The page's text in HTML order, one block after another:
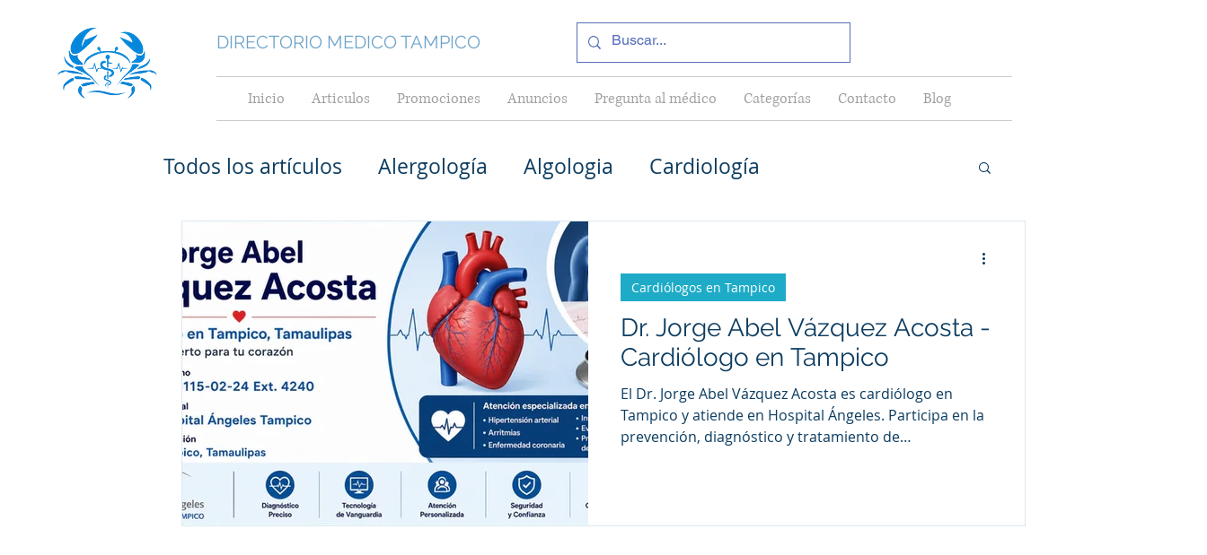
DIRECTORIO MEDICO TAMPICO
Inicio Articulos Promociones Anuncios Pregunta al médico Categorías Contacto Blog
Todos los artículos Alergología Algologia Cardiología
Medicina General Médico General en Tampico
Medicina Interna Cardiólogos en Tampico
Cardiológos pediatras en Tampico Internistas en Tampico
Cardiólogos intervencionistas Cardiólogos ecocardiografistas
Alergólogos en Tampico Cirujanos generales en Tampico
Dr. Jorge Abel Vázquez Acosta -
Cardiólogo en Tampico
El Dr. Jorge Abel Vázquez Acosta es cardiólogo en
Tampico y atiende en Hospital Ángeles. Participa en la
prevención, diagnóstico y tratamiento de
Cardiólogos en Tampico